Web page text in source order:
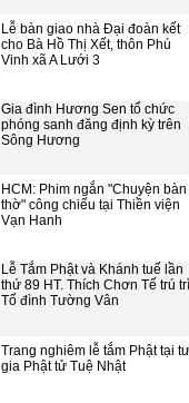
Lễ bàn giao nhà Đại đoàn kết
cho Bà Hồ Thị Xết, thôn Phú
Vinh xã A Lưới 3
Gia đình Hương Sen tổ chức
phóng sanh đăng định kỳ trên
Sông Hương
HCM: Phim ngắn "Chuyện bàn
thờ" công chiếu tại Thiền viện
Vạn Hanh
Lễ Tắm Phật và Khánh tuế lần
thứ 89 HT. Thích Chơn Tế trú trì
Tổ đình Tường Vân
Trang nghiêm lễ tắm Phật tại tư
gia Phật tử Tuệ Nhật